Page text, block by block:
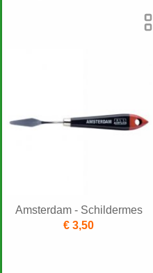
Amsterdam - Schildermes
€ 3,50